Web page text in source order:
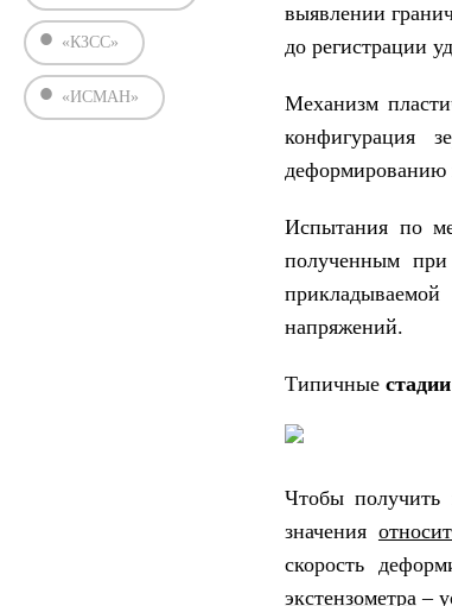
«КЗСС»
«ИСМАН»
выявлении
до регистрации
Механизм
конфигурация
деформированию
Испытания по
полученным при
напряжений.
Типичные
Чтобы получить
значения
скорость
экстензометра –